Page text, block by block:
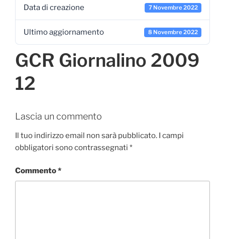
Data di creazione 7 Novembre 2022
Ultimo aggiornamento 8 Novembre 2022
GCR Giornalino 2009
12
Lascia un commento
Il tuo indirizzo email non sarà pubblicato. I campi
obbligatori sono contrassegnati *
Commento*